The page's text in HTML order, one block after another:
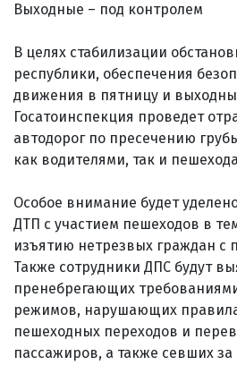
Выходные – под контролем
В целях стабилизации
республики, обеспечения
движения в пятницу и
Госатоинспекция проведет
автодорог по пресечению
как водителями, так и
Особое внимание будет
ДТП с участием пешеходов в
изъятию нетрезвых граждан с
Также сотрудники ДПС будут
пренебрегающих
режимов, нарушающих
пешеходных переходов и
пассажиров, а также севших за